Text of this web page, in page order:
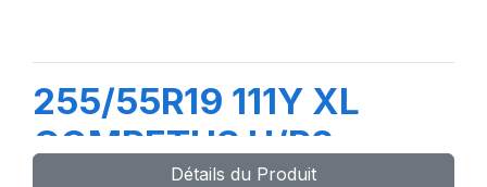
255/55R19 111Y XL
COMPETUS H/P2
Détails du Produit